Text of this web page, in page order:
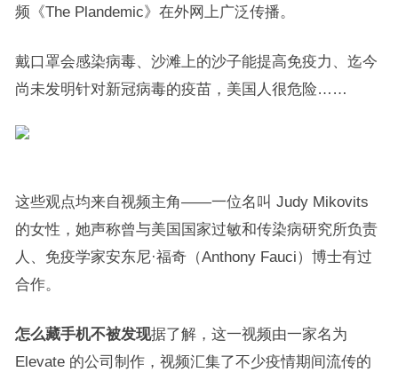
频《The Plandemic》在外网上广泛传播。
戴口罩会感染病毒、沙滩上的沙子能提高免疫力、迄今
尚未发明针对新冠病毒的疫苗，美国人很危险……
这些观点均来自视频主角——一位名叫 Judy Mikovits
的女性，她声称曾与美国国家过敏和传染病研究所负责
人、免疫学家安东尼·福奇（Anthony Fauci）博士有过
合作。
怎么藏手机不被发现据了解，这一视频由一家名为
Elevate 的公司制作，视频汇集了不少疫情期间流传的